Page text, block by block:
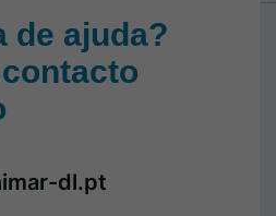
de ajuda?
dl.pt